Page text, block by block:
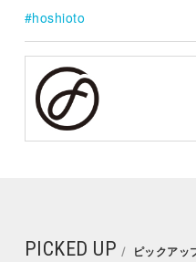
hoshioto
PICKED UP ピックアッ